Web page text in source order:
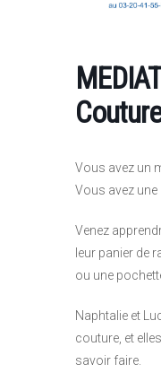
Couture
Vous avez un
Vous avez
Venez
leur panier de
ou une
Naphtalie et
couture, et
savoir faire.